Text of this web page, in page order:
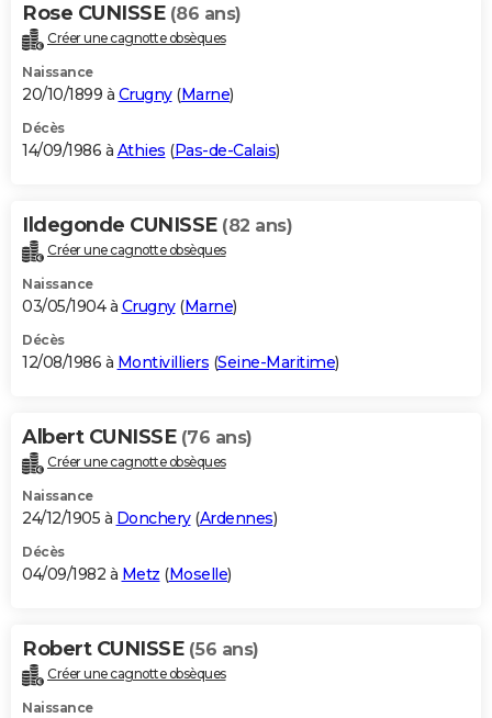
Rose CUNISSE (86 ans)
Créer une cagnotte obsèques
Naissance
20/10/1899 à Crugny(Marne)
Décès
14/09/1986 à Athies (Pas-de-Calais)
Ildegonde CUNISSE (82 ans)
Créer une cagnotte obsèques
Naissance
03/05/1904 à Crugny(Marne)
Décès
12/08/1986 à Montivilliers (Seine-Maritime)
Albert CUNISSE (76 ans)
Créer une cagnotte obsèques
Naissance
24/12/1905 à Donchery(Ardennes)
Décès
04/09/1982 à Metz (Moselle)
Robert CUNISSE (56 ans)
Créer une cagnotte obsèques
Naissance